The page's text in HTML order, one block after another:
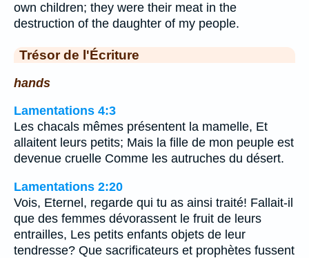
own children; they were their meat in the
destruction of the daughter of my people.
Trésor de l'Écriture
hands
Lamentations 4:3
Les chacals mêmes présentent la mamelle, Et
allaitent leurs petits; Mais la fille de mon peuple est
devenue cruelle Comme les autruches du désert.
Lamentations 2:20
Vois, Eternel, regarde qui tu as ainsi traité! Fallait-il
que des femmes dévorassent le fruit de leurs
entrailles, Les petits enfants objets de leur
tendresse? Que sacrificateurs et prophètes fussent